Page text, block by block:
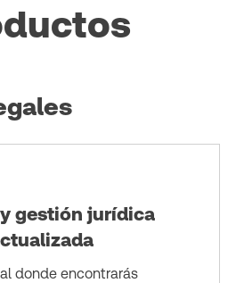
gestión jurídica
donde encontrarás